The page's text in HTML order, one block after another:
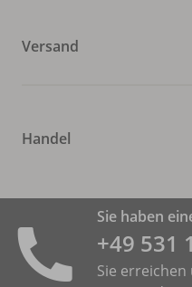
Versand
Handel
Sie haben
+49 531
Sie